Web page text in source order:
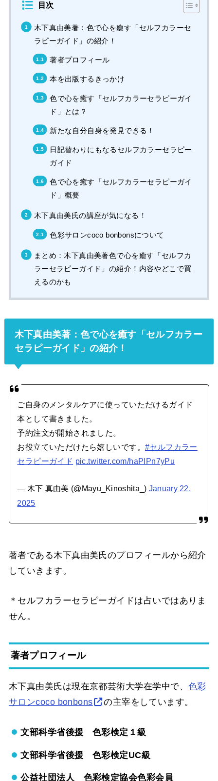
目次
木下真由美著：色で心を癒す「セルフカラーセ
ラピーガイド」の紹介！
著者プロフィール
本を出版するきっかけ
色で心を癒す「セルフカラーセラピーガイ
ド」とは？
新たな自分自身を発見できる！
日記替わりにもなるセルフカラーセラピー
ガイド
色で心を癒す「セルフカラーセラピーガイ
ド」概要
木下真由美氏の講座が気になる！
色彩サロンcoco bonbonsについて
まとめ：木下真由美著色で心を癒す「セルフカ
ラーセラピーガイド」の紹介！内容やどこで買
えるのかも
木下真由美著：色で心を癒す「セルフカラー
セラピーガイド」の紹介！
ご自身のメンタルケアに使っていただけるガイド
本として書きました。
予約注文が開始されました。
お役立ていただけたら嬉しいです。 #セルフカラー
セラピーガイド pic.twitter.com/haPIPn7yPu
— 木下 真由美 (@Mayu_Kinoshita_) January 22,
2025
著者である木下真由美氏のプロフィールから紹介
していきます。
＊ セルフカラーセラピーガイドは占いではありま
せん。
著者プロフィール
木下真由美氏は現在京都芸術大学在学中で、 色彩
サロンcoco bonbons
の主宰をしています。
文部科学省後援 色彩検定１級
文部科学省後援 色彩検定UC級
公益社団法人 色彩検定協会色彩会員